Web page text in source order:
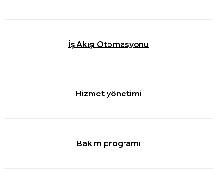
İş Akışı Otomasyonu
Hizmet yönetimi
Bakım programı